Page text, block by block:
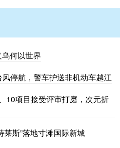
何以世界
停航，警车护送非机动车越江
10项目接受评审打磨，次元折
莱斯”落地寸滩国际新城